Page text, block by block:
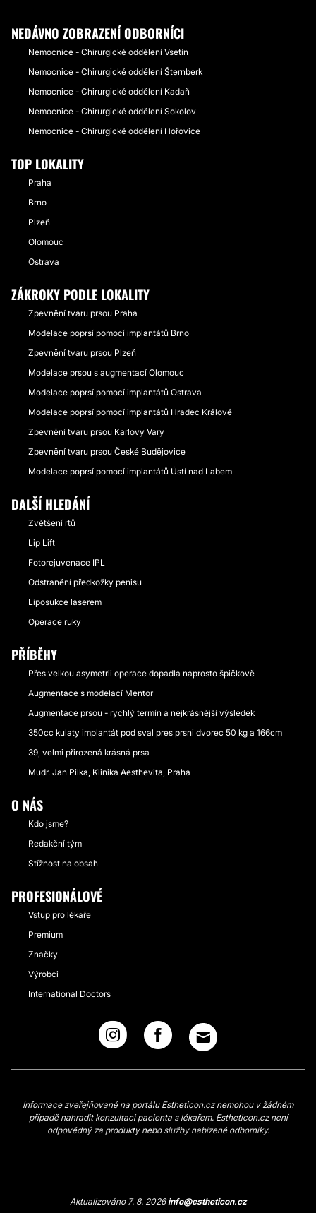
NEDÁVNO ZOBRAZENÍ ODBORNÍCI
Nemocnice - Chirurgické oddělení Vsetín
Nemocnice - Chirurgické oddělení Šternberk
Nemocnice - Chirurgické oddělení Kadaň
Nemocnice - Chirurgické oddělení Sokolov
Nemocnice - Chirurgické oddělení Hořovice
TOP LOKALITY
Praha
Brno
Plzeň
Olomouc
Ostrava
ZÁKROKY PODLE LOKALITY
Zpevnění tvaru prsou Praha
Modelace poprsí pomocí implantátů Brno
Zpevnění tvaru prsou Plzeň
Modelace prsou s augmentací Olomouc
Modelace poprsí pomocí implantátů Ostrava
Modelace poprsí pomocí implantátů Hradec Králové
Zpevnění tvaru prsou Karlovy Vary
Zpevnění tvaru prsou České Budějovice
Modelace poprsí pomocí implantátů Ústí nad Labem
DALŠÍ HLEDÁNÍ
Zvětšení rtů
Lip Lift
Fotorejuvenace IPL
Odstranění předkožky penisu
Liposukce laserem
Operace ruky
PŘÍBĚHY
Přes velkou asymetrii operace dopadla naprosto špičkově
Augmentace s modelací Mentor
Augmentace prsou - rychlý termín a nejkrásnější výsledek
350cc kulaty implantát pod sval pres prsni dvorec 50 kg a 166cm
39, velmi přirozená krásná prsa
Mudr. Jan Pilka, Klinika Aesthevita, Praha
O NÁS
Kdo jsme?
Redakční tým
Stížnost na obsah
PROFESIONÁLOVÉ
Vstup pro lékaře
Premium
Značky
Výrobci
International Doctors
Informace zveřejňované na portálu Estheticon.cz nemohou v žádném
případě nahradit konzultaci pacienta s lékařem. Estheticon.cz není
odpovědný za produkty nebo služby nabízené odborníky.
Aktualizováno 7. 8. 2026info@estheticon.cz